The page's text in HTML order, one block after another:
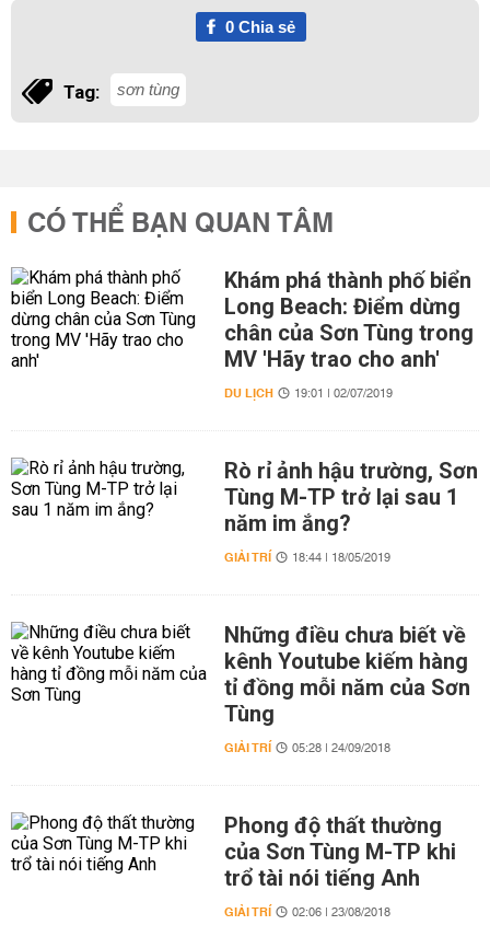
0Chia sẻ
Tag: sơn tùng
CÓ THỂ BẠN QUAN TÂM
Khám phá thành phố biển
Long Beach: Điểm dừng
chân của Sơn Tùng trong
MV 'Hãy trao cho anh'
DU LỊCH 19:01 | 02/07/2019
Rò rỉ ảnh hậu trường, Sơn
Tùng M-TP trở lại sau 1
năm im ắng?
GIẢI TRÍ 18:44 | 18/05/2019
Những điều chưa biết về
kênh Youtube kiếm hàng
tỉ đồng mỗi năm của Sơn
Tùng
GIẢI TRÍ 05:28 | 24/09/2018
Phong độ thất thường
của Sơn Tùng M-TP khi
trổ tài nói tiếng Anh
GIẢI TRÍ 02:06 | 23/08/2018